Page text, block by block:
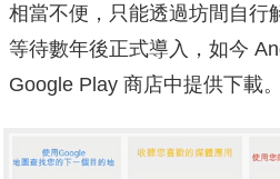
相當不便，只能透過坊間自行
等待數年後正式導入，如今
Google Play 商店中提供下載。